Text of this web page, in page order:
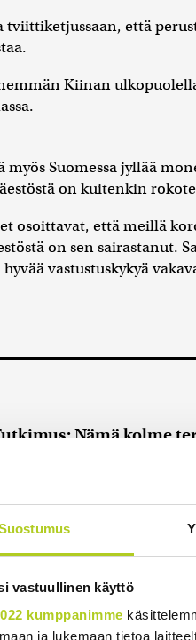
vastuullinen käyttö
kumppanimme
ja lukemaan tietoa
tviittiketjussaan, että
Kiinan
myös Suomessa jyllää
on kuitenkin
osoittavat, että meillä
on sen
vastustuskykyä
Nämä kolme
riskitekijöihin
Meyer oli natsi-
1936.6.8.2026